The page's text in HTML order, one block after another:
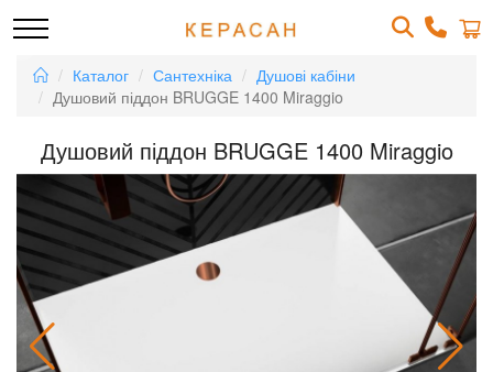
Каталог Сантехніка
Душові кабіни
Душовий піддон BRUGGE 1400 Miraggio
Душовий піддон BRUGGE 1400 Miraggio